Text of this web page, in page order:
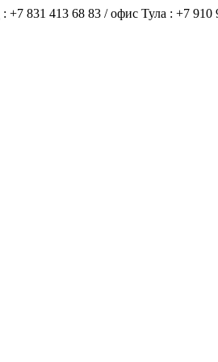
413 68 83 / офис Тула : +7 910